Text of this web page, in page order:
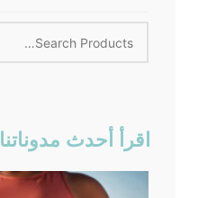
اقرأ أحدث مدوناتنا